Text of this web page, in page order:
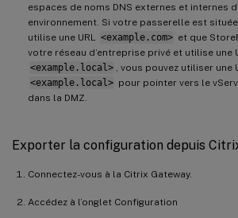
espaces de noms DNS externes et internes
environnement. Si votre passerelle est
utilise une URL
<example.com> et que
votre réseau d’entreprise privé et utilise une
<example.local>
, vous pouvez utiliser une
<example.local> pour pointer vers le
dans la DMZ.
Exporter la configuration depuis
Connectez-vous à la Citrix Gateway.
Accédez à l’onglet Configuration